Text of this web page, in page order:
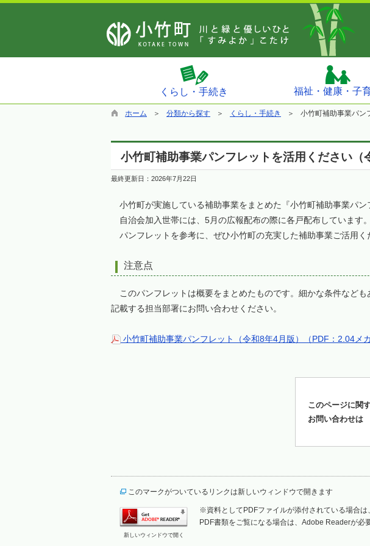
くらし・手続き 福祉・健康・子
ホーム 分類から探す くらし・手続き 小竹町補助事業パン
小竹町補助事業パンフレットを活用ください（
最終更新日： 2026年7月22日
小竹町が実施している補助事業をまとめた『小竹町補助事業パン
自治会加入世帯には、5月の広報配布の際に各戸配布しています
パンフレットを参考に、ぜひ小竹町の充実した補助事業ご活用く
注意点
このパンフレットは概要をまとめたものです。細かな条件など
記載する担当部署にお問い合わせください。
小竹町補助事業パンフレット（令和8年4月版）（PDF：2.04メ
このページに関
お問い合わせは
このマークがついているリンクは新しいウィンドウで開きます
新しいウィンドウで開く
※資料としてPDFファイルが添付されている場合は
PDF書類をご覧になる場合は、Adobe Readerが必